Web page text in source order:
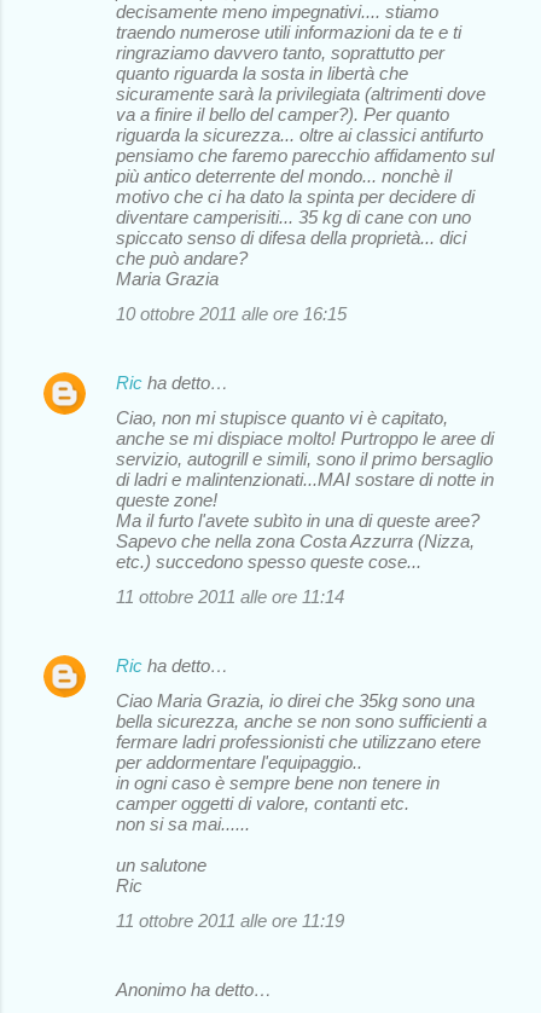
decisamente meno impegnativi.... stiamo
traendo numerose utili informazioni da te e ti
ringraziamo davvero tanto, soprattutto per
quanto riguarda la sosta in libertà che
sicuramente sarà la privilegiata (altrimenti dove
va a finire il bello del camper?). Per quanto
riguarda la sicurezza... oltre ai classici antifurto
pensiamo che faremo parecchio affidamento sul
più antico deterrente del mondo... nonchè il
motivo che ci ha dato la spinta per decidere di
diventare camperisiti... 35 kg di cane con uno
spiccato senso di difesa della proprietà... dici
che può andare?
Maria Grazia
10 ottobre 2011 alle ore 16:15
Ric ha detto…
Ciao, non mi stupisce quanto vi è capitato,
anche se mi dispiace molto! Purtroppo le aree di
servizio, autogrill e simili, sono il primo bersaglio
di ladri e malintenzionati...MAI sostare di notte in
queste zone!
Ma il furto l'avete subìto in una di queste aree?
Sapevo che nella zona Costa Azzurra (Nizza,
etc.) succedono spesso queste cose...
11 ottobre 2011 alle ore 11:14
Ric ha detto…
Ciao Maria Grazia, io direi che 35kg sono una
bella sicurezza, anche se non sono sufficienti a
fermare ladri professionisti che utilizzano etere
per addormentare l'equipaggio..
in ogni caso è sempre bene non tenere in
camper oggetti di valore, contanti etc.
non si sa mai......
un salutone
Ric
11 ottobre 2011 alle ore 11:19
Anonimo ha detto…